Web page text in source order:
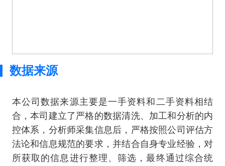
数据来源
本公司数据来源主要是一手资料和二手资料相结
合，本司建立了严格的数据清洗、加工和分析的内
控体系，分析师采集信息后，严格按照公司评估方
法论和信息规范的要求，并结合自身专业经验，对
所获取的信息进行整理、筛选，最终通过综合统